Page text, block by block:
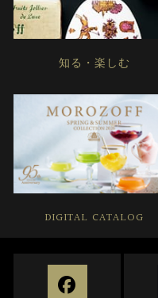
知る・楽しむ
DIGITAL CATALOG